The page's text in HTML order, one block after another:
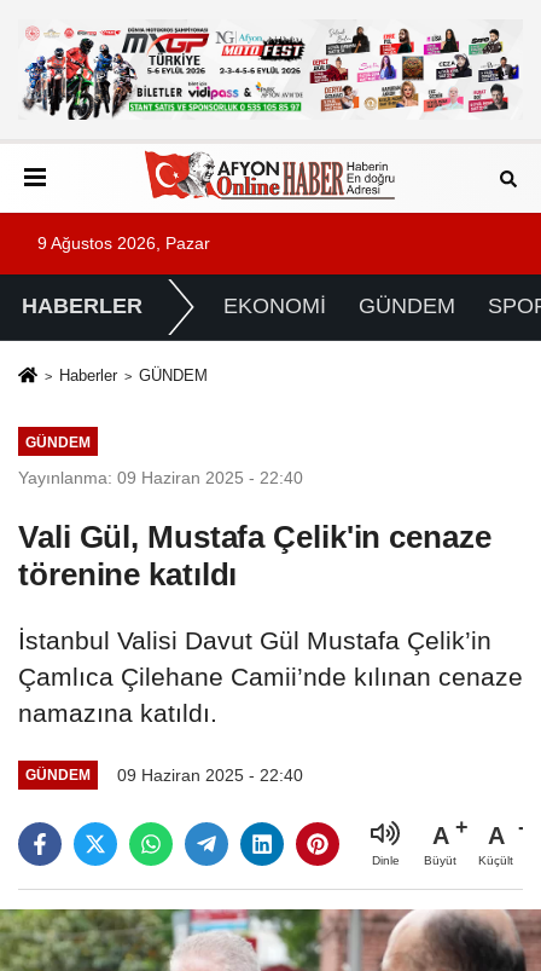
9 Ağustos 2026, Pazar
HABERLER EKONOMİ GÜNDEM
Haberler GÜNDEM
GÜNDEM
Yayınlanma: 09 Haziran 2025 - 22:40
Vali Gül, Mustafa Çelik'in cenaze
törenine katıldı
İstanbul Valisi Davut Gül Mustafa Çelik’in
Çamlıca Çilehane Camii’nde kılınan cenaze
namazına katıldı.
GÜNDEM 09 Haziran 2025 - 22:40
Dinle
A
Büyüt
A
Küçült